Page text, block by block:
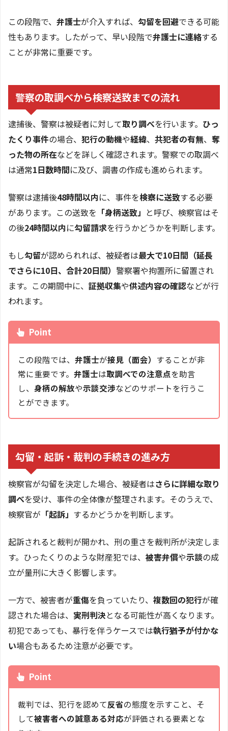
この段階で、 弁護士が介入すれば、 勾留を回避できる可能
性もあります。したがって、早い段階で弁護士に連絡する
ことが非常に重要です。
警察の取調べから検察送致までの流れ
逮捕後、警察は被疑者に対して取り調べを行います。 ひっ
たくり事件の場合、 犯行の動機や経緯、 共犯者の有無、 奪
った物の所在などを詳しく確認されます。警察での取調べ
は通常1日数時間に及び、調書の作成も進められます。
警察は逮捕後48時間以内に、事件を検察に送致する必要
があります。この送致を 「身柄送致」 と呼び、検察官はそ
の後24時間以内に勾留請求を行うかどうかを判断します。
もし勾留が認められれば、被疑者は最大で10日間（延長
でさらに10日、合計20日間） 警察署や拘置所に留置され
ます。この期間中に、 証拠収集や供述内容の確認などが行
われます。
Point
この段階では、弁護士が接見（面会） することが非
常に重要です。弁護士は取調べでの注意点を助言
し、身柄の解放や示談交渉などのサポートを行うこ
とができます。
勾留・起訴・裁判の手続きの進み方
検察官が勾留を決定した場合、被疑者はさらに詳細な取り
調べを受け、事件の全体像が整理されます。そのうえで、
検察官が 「起訴」 するかどうかを判断します。
起訴されると裁判が開かれ、刑の重さを裁判所が決定しま
す。ひったくりのような財産犯では、 被害弁償や示談の成
立が量刑に大きく影響します。
一方で、被害者が重傷を負っていたり、 複数回の犯行が確
認された場合は、 実刑判決となる可能性が高くなります。
初犯であっても、暴行を伴うケースでは執行猶予が付かな
い場合もあるため注意が必要です。
Point
裁判では、犯行を認めて反省の態度を示すこと、そ
して被害者への誠意ある対応が評価される要素とな